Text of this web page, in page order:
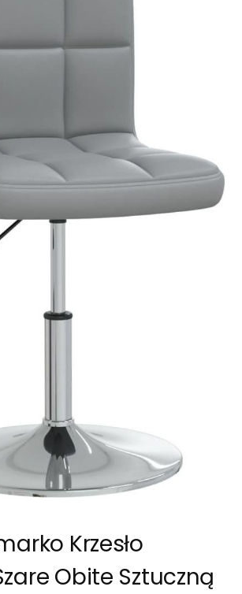
Krzesło
Obite Sztuczną